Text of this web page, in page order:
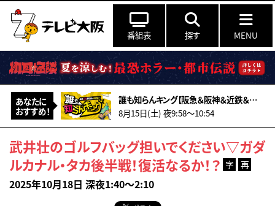
番組表 探す MENU
あなたに
おすすめ！
誰も知らんキング【阪急＆阪神＆近鉄＆南海＆メトロ…鉄道ミステリー2026夏】
8月15日(土) 夜9:58〜10:54
武井壮のゴルフバッグ担いでください▽ガダ
ルカナル・タカ後半戦！復活なるか！？ 字 再
2025年10月18日 深夜1:40～2:10